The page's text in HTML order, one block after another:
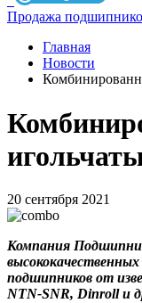
Продажа
Главная
Новости
20 сентября 2021
Компания
подшипников от
NTN-SNR, Dinroll и